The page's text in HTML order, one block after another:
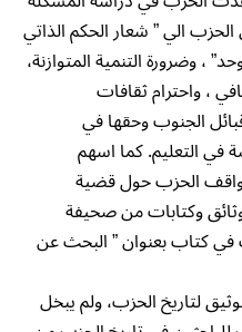
الي ” شعار الحكم الذاتي
، وضرورة التنمية المتوازنة،
، واحترام ثقافات
الجنوب وحقها في
في التعليم. كما اسهم
الحزب حول قضية
وكتابات من صحيفة
كتاب بعنوان ” البحث عن
لتاريخ الحزب، ولم يبخل